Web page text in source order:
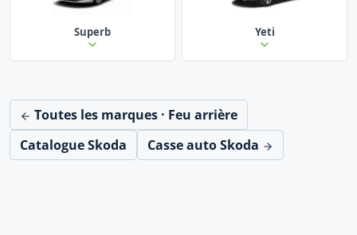
Superb Yeti
Toutes les marques · Feu arrière
Catalogue Skoda
Casse auto Skoda